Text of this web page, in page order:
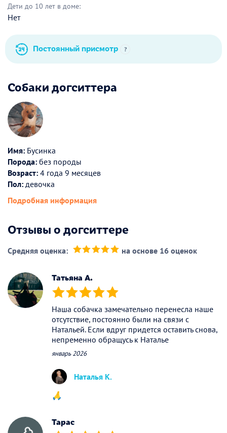
Дети до 10 лет в доме:
Нет
Постоянный присмотр ?
Собаки догситтера
Имя: Бусинка
Порода: без породы
Возраст: 4 года 9 месяцев
Пол: девочка
Подробная информация
Отзывы о догситтере
Средняя оценка: на основе 16 оценок
Татьяна А.
(*) (*) (*) (*) (*)
Наша собачка замечательно перенесла наше
отсутствие, постоянно были на связи с
Натальей. Если вдруг придется оставить снова,
непременно обращусь к Наталье
январь 2026
Наталья К.
🙏
Тарас